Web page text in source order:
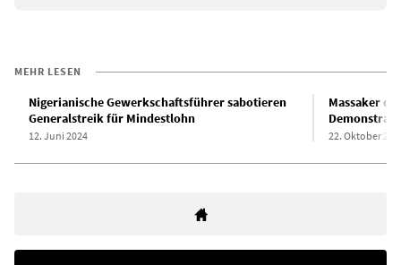
MEHR LESEN
Nigerianische Gewerkschaftsführer sabotieren
Generalstreik für Mindestlohn
12. Juni 2024
Massaker
22. Oktober